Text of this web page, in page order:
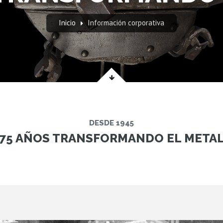
Inicio Información corporativa
DESDE 1945
AÑOS TRANSFORMANDO EL